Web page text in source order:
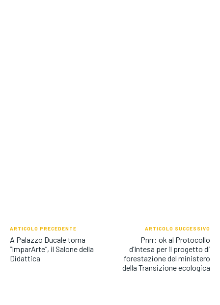
ARTICOLO PRECEDENTE
A Palazzo Ducale torna
“ImparArte”, il Salone della
Didattica
ARTICOLO SUCCESSIVO
Pnrr: ok al Protocollo
d’Intesa per il progetto di
forestazione del ministero
della Transizione ecologica